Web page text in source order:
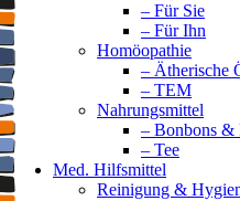
– Für Sie
– Für Ihn
Homöopathie
– Ätherische
– TEM
Nahrungsmittel
– Bonbons &
– Tee
Med. Hilfsmittel
Reinigung &